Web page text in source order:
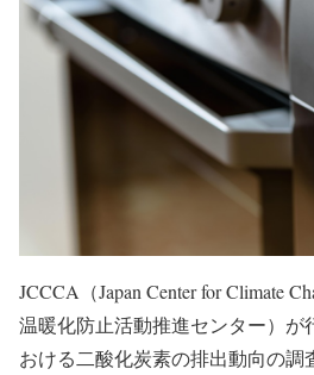
JCCCA（Japan Center for Climate
温暖化防止活動推進センター）が
おける二酸化炭素の排出動向の調